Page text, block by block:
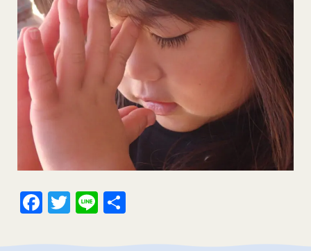
Facebook
Twitter
Line